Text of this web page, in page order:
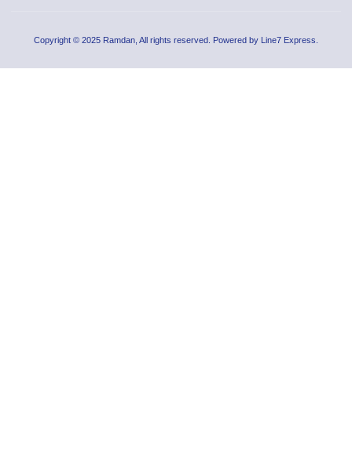
Copyright © 2025 Ramdan, All rights reserved. Powered by Line7 Express.